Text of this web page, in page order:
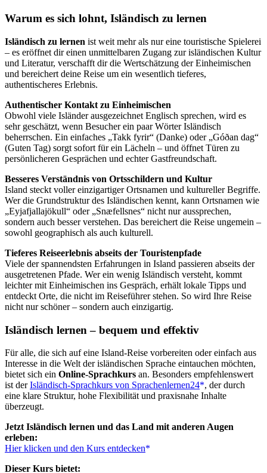
Warum es sich lohnt, Isländisch zu lernen
Isländisch zu lernen ist weit mehr als nur eine touristische Spielerei
– es eröffnet dir einen unmittelbaren Zugang zur isländischen Kultur
und Literatur, verschafft dir die Wertschätzung der Einheimischen
und bereichert deine Reise um ein wesentlich tieferes,
authentischeres Erlebnis.
Authentischer Kontakt zu Einheimischen
Obwohl viele Isländer ausgezeichnet Englisch sprechen, wird es
sehr geschätzt, wenn Besucher ein paar Wörter Isländisch
beherrschen. Ein einfaches „Takk fyrir“ (Danke) oder „Góðan dag“
(Guten Tag) sorgt sofort für ein Lächeln – und öffnet Türen zu
persönlicheren Gesprächen und echter Gastfreundschaft.
Besseres Verständnis von Ortsschildern und Kultur
Island steckt voller einzigartiger Ortsnamen und kultureller Begriffe.
Wer die Grundstruktur des Isländischen kennt, kann Ortsnamen wie
„Eyjafjallajökull“ oder „Snæfellsnes“ nicht nur aussprechen,
sondern auch besser verstehen. Das bereichert die Reise ungemein –
sowohl geographisch als auch kulturell.
Tieferes Reiseerlebnis abseits der Touristenpfade
Viele der spannendsten Erfahrungen in Island passieren abseits der
ausgetretenen Pfade. Wer ein wenig Isländisch versteht, kommt
leichter mit Einheimischen ins Gespräch, erhält lokale Tipps und
entdeckt Orte, die nicht im Reiseführer stehen. So wird Ihre Reise
nicht nur schöner – sondern auch einzigartig.
Isländisch lernen – bequem und effektiv
Für alle, die sich auf eine Island-Reise vorbereiten oder einfach aus
Interesse in die Welt der isländischen Sprache eintauchen möchten,
bietet sich ein Online-Sprachkurs an. Besonders empfehlenswert
ist derIsländisch-Sprachkurs von Sprachenlernen24 , der durch
eine klare Struktur, hohe Flexibilität und praxisnahe Inhalte
überzeugt.
Jetzt Isländisch lernen und das Land mit anderen Augen
erleben:
Hier klicken und den Kurs entdecken
Dieser Kurs bietet: